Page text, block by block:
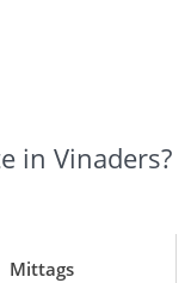
in Vinaders?
Mittags